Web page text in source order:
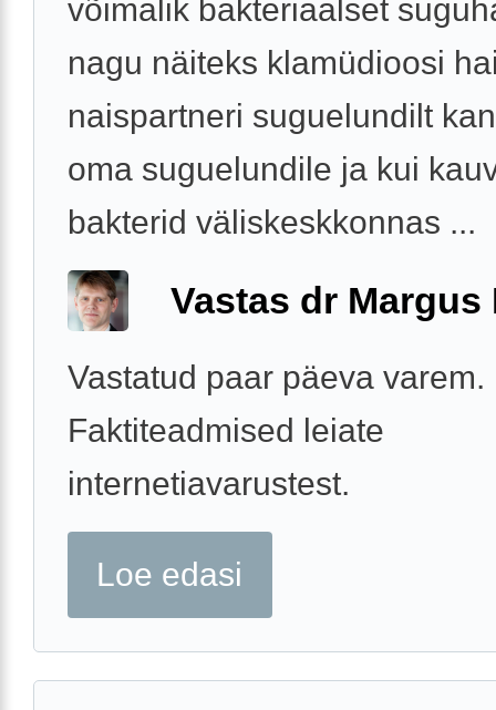
võimalik bakteriaalset
nagu näiteks klamüdioosi
naispartneri suguelundilt
oma suguelundile ja kui
bakterid väliskeskkonnas ...
Vastas dr Margus
Vastatud paar päeva varem.
Faktiteadmised leiate
internetiavarustest.
Loe edasi